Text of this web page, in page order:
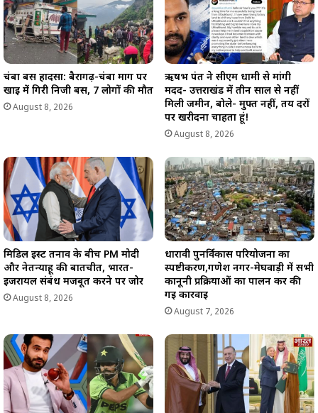
p
k
m
k
चंबा बस हादसा: बैरागढ़-चंबा मार्ग पर
खाई में गिरी निजी बस, 7 लोगों की मौत
August 8, 2026
ऋषभ पंत ने सीएम धामी से मांगी
मदद- उत्तराखंड में तीन साल से नहीं
मिली जमीन, बोले- मुफ्त नहीं, तय दरों
पर खरीदना चाहता हूं!
August 8, 2026
मिडिल ईस्ट तनाव के बीच PM मोदी
और नेतन्याहू की बातचीत, भारत-
इजरायल संबंध मजबूत करने पर जोर
August 8, 2026
धारावी पुनर्विकास परियोजना का
स्पष्टीकरण,गणेश नगर-मेघवाड़ी में सभी
कानूनी प्रक्रियाओं का पालन कर की
गई कार्रवाई
August 7, 2026